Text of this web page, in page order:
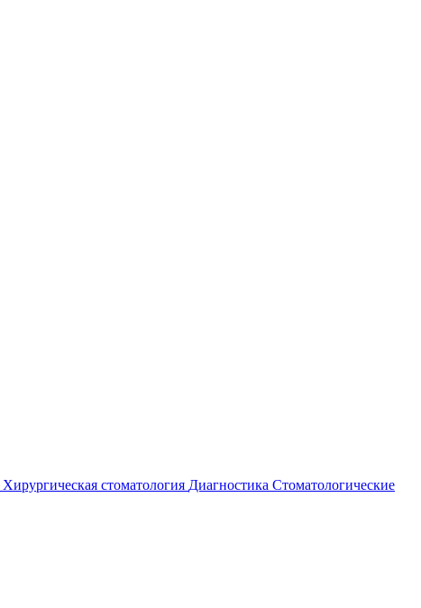
Хирургическая стоматология Диагностика Стоматологические